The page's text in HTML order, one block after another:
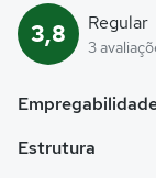
3,8 Regular
3
Estrutura